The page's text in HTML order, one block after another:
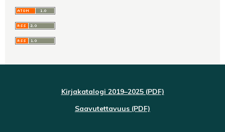
Kirjakatalogi 2019–2025 (PDF)
Saavutettavuus (PDF)